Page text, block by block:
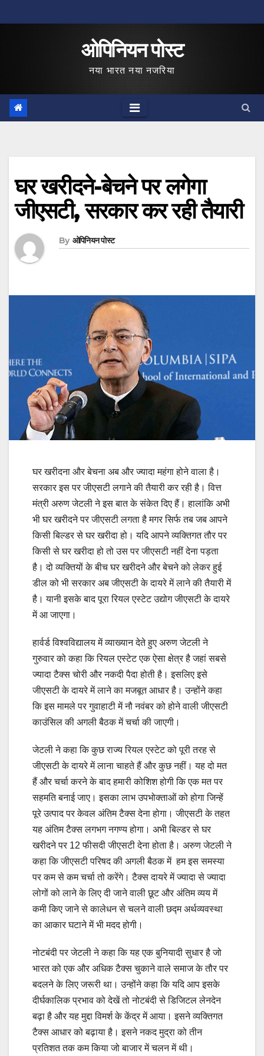
to
ओपिनियन पोस्ट
नया भारत नया नजरिया
घर खरीदने-बेचने पर लगेगा
जीएसटी, सरकार कर रही तैयारी
By ओपिनियन पोस्ट
घर खरीदना और बेचना अब और ज्यादा महंगा होने वाला है।
सरकार इस पर जीएसटी लगाने की तैयारी कर रही है। वित्त
मंत्री अरुण जेटली ने इस बात के संकेत दिए हैं। हालांकि अभी
भी घर खरीदने पर जीएसटी लगता है मगर सिर्फ तब जब आपने
किसी बिल्डर से घर खरीदा हो। यदि आपने व्यक्तिगत तौर पर
किसी से घर खरीदा हो तो उस पर जीएसटी नहीं देना पड़ता
है। दो व्यक्तियों के बीच घर खरीदने और बेचने को लेकर हुई
डील को भी सरकार अब जीएसटी के दायरे में लाने की तैयारी में
है। यानी इसके बाद पूरा रियल एस्टेट उद्योग जीएसटी के दायरे
में आ जाएगा।
हार्वर्ड विश्वविद्यालय में व्याख्यान देते हुए अरुण जेटली ने
गुरुवार को कहा कि रियल एस्टेट एक ऐसा क्षेत्र है जहां सबसे
ज्यादा टैक्स चोरी और नकदी पैदा होती है। इसलिए इसे
जीएसटी के दायरे में लाने का मजबूत आधार है। उन्होंने कहा
कि इस मामले पर गुवाहाटी में नौ नवंबर को होने वाली जीएसटी
काउंसिल की अगली बैठक में चर्चा की जाएगी।
जेटली ने कहा कि कुछ राज्य रियल एस्टेट को पूरी तरह से
जीएसटी के दायरे में लाना चाहते हैं और कुछ नहीं। यह दो मत
हैं और चर्चा करने के बाद हमारी कोशिश होगी कि एक मत पर
सहमति बनाई जाए। इसका लाभ उपभोक्ताओं को होगा जिन्हें
पूरे उत्पाद पर केवल अंतिम टैक्स देना होगा। जीएसटी के तहत
यह अंतिम टैक्स लगभग नगण्य होगा। अभी बिल्डर से घर
खरीदने पर 12 फीसदी जीएसटी देना होता है। अरुण जेटली ने
कहा कि जीएसटी परिषद की अगली बैठक में हम इस समस्या
पर कम से कम चर्चा तो करेंगे। टैक्स दायरे में ज्यादा से ज्यादा
लोगों को लाने के लिए दी जाने वाली छूट और अंतिम व्यय में
कमी किए जाने से कालेधन से चलने वाली छद्म अर्थव्यवस्था
का आकार घटाने में भी मदद होगी।
नोटबंदी पर जेटली ने कहा कि यह एक बुनियादी सुधार है जो
भारत को एक और अधिक टैक्स चुकाने वाले समाज के तौर पर
बदलने के लिए जरूरी था। उन्होंने कहा कि यदि आप इसके
दीर्घकालिक प्रभाव को देखें तो नोटबंदी से डिजिटल लेनदेन
बढ़ा है और यह मुद्दा विमर्श के केंद्र में आया। इसने व्यक्तिगत
टैक्स आधार को बढ़ाया है। इसने नकद मुद्रा को तीन
प्रतिशत तक कम किया जो बाजार में चलन में थी।